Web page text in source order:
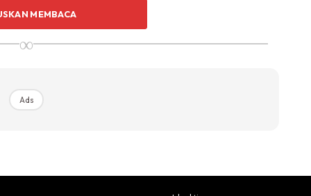
MEMBACA
∞
Ads